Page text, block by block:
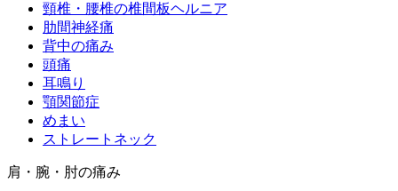
頸椎・腰椎の椎間板ヘルニア
肋間神経痛
背中の痛み
頭痛
耳鳴り
顎関節症
めまい
ストレートネック
肩・腕・肘の痛み